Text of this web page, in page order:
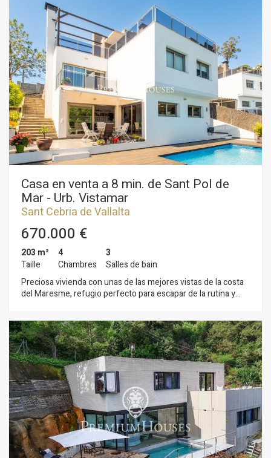
cheminée, toilettes et une moderne cuisine ouverte équipée
de tous les appareils ménagers. Elle communique avec une
terrasse-porche et la belle piscine offrant des vues
magnifiques pour profiter des plus beaux couchers de soleil.
À l'étage supérieur se trouve la porte d'accès principale à la
maison et une petite entrée avec une porte d'accès direct au
garage 2 places. Un escalier moderne baigné de lumière
naturelle conduit à l'étage intermédiaire où se trouve la partie
nuit comprenant une suite parentale avec terrasse et
dressing. Une autre suite et 2 chambres doubles toutes avec
penderies encastrées, plus une salle de bains complète. Très
bien desservie, à 10 minutes de l'autoroute et de la N-II et très
proche de toutes les commodités. Une maison à l´ambiance
chaleureuse et cosy pour profiter avec toute la famille toute
l'année!
Casa en venta a 8 min. de Sant Pol de
Mar - Urb. Vistamar
Sant Cebria de Vallalta
670.000 €
203 m²
Taille
4
Chambres
3
Salles de bain
Preciosa vivienda con unas de las mejores vistas de la costa
del Maresme, refugio perfecto para escapar de la rutina y
Sant Cebrià de Vallalta, en pleno parque natural del
Montnegre y el Corredor, perfecto para disfrutar del deporte
al aire libre y sus innumerables caminos y senderos. La
vivienda se organiza en tres plantas. Accedemos a la misma, a
pie de calle, por entrada principal, con terraza excepcional,
garaje cubierto para dos coches, ventilado, con ventanas y
unas vistas que ya dejan sin aliento. Mediante escaleras o
ascensor acristalado, bajamos a la zona de noche: Cuatro
habitaciones dobles, exteriores, dos de ellas suite, y una con
terraza. La planta baja consta de un salón comedor con
chimenea, un aseo, cocina abierta al salón equipada con salida
directa al porche y a la bonita piscina con hidrólisis, donde se